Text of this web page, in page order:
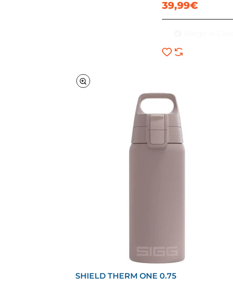
39,99€
SHIELD THERM ONE 0.75